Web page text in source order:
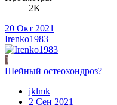
2K
20 Окт 2021
Irenko1983
J
Шейный остеохондроз?
jklmk
2 Сен 2021